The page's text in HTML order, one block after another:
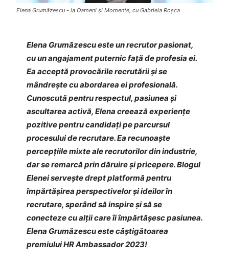
Elena Grumăzescu - la Oameni și Momente, cu Gabriela Roșca
Elena Grumăzescu este un recrutor pasionat,
cu un angajament puternic față de profesia ei.
Ea acceptă provocările recrutării și se
mândrește cu abordarea ei profesională.
Cunoscută pentru respectul, pasiunea și
ascultarea activă, Elena creează experiențe
pozitive pentru candidați pe parcursul
procesului de recrutare. Ea recunoaște
percepțiile mixte ale recrutorilor din industrie,
dar se remarcă prin dăruire și pricepere. Blogul
Elenei servește drept platformă pentru
împărtășirea perspectivelor și ideilor în
recrutare, sperând să inspire și să se
conecteze cu alții care îi împărtășesc pasiunea.
Elena Grumăzescu este câștigătoarea
premiului HR Ambassador 2023!